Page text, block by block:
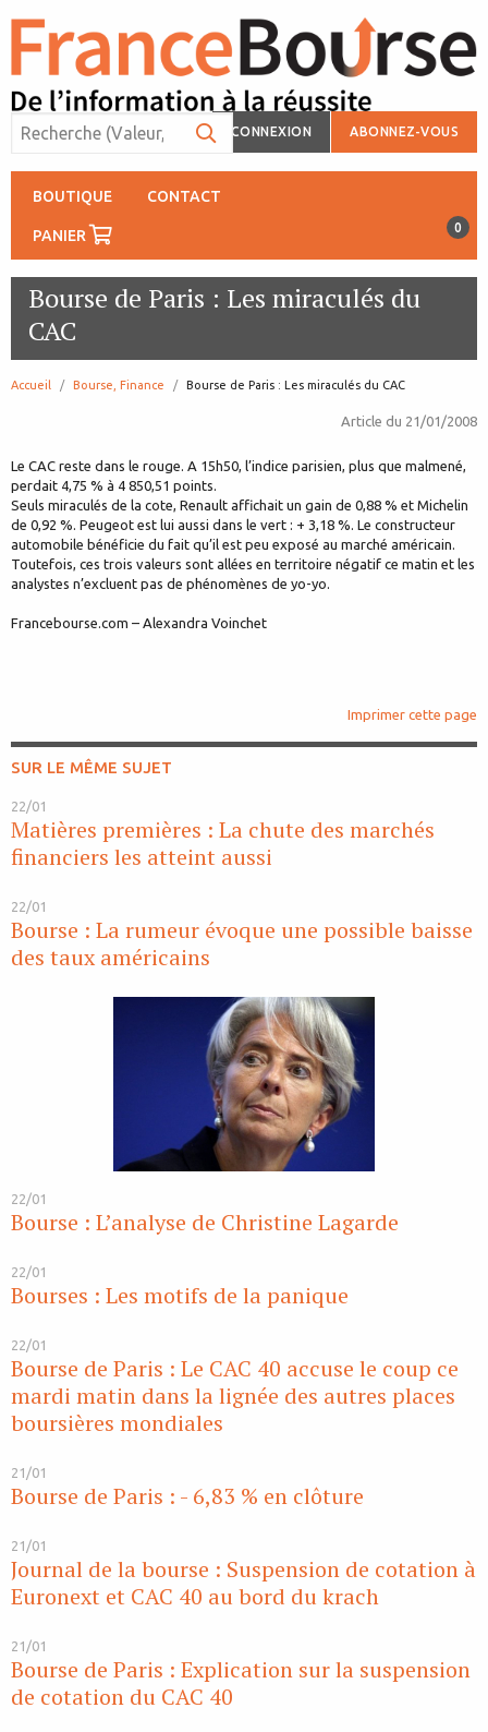
CONNEXION ABONNEZ-VOUS
BOUTIQUE CONTACT
PANIER 0
Bourse de Paris : Les miraculés du
CAC
Accueil Bourse, Finance page:
Bourse de Paris : Les miraculés du CAC
Article du 21/01/2008
Le CAC reste dans le rouge. A 15h50, l’indice parisien, plus que malmené,
perdait 4,75 % à 4 850,51 points.
Seuls miraculés de la cote, Renault affichait un gain de 0,88 % et Michelin
de 0,92 %. Peugeot est lui aussi dans le vert : + 3,18 %. Le constructeur
automobile bénéficie du fait qu’il est peu exposé au marché américain.
Toutefois, ces trois valeurs sont allées en territoire négatif ce matin et les
analystes n’excluent pas de phénomènes de yo-yo.
Francebourse.com – Alexandra Voinchet
Imprimer cette page
SUR LE MÊME SUJET
22/01
Matières premières : La chute des marchés
financiers les atteint aussi
22/01
Bourse : La rumeur évoque une possible baisse
des taux américains
22/01
Bourse : L’analyse de Christine Lagarde
22/01
Bourses : Les motifs de la panique
22/01
Bourse de Paris : Le CAC 40 accuse le coup ce
mardi matin dans la lignée des autres places
boursières mondiales
21/01
Bourse de Paris : - 6,83 % en clôture
21/01
Journal de la bourse : Suspension de cotation à
Euronext et CAC 40 au bord du krach
21/01
Bourse de Paris : Explication sur la suspension
de cotation du CAC 40